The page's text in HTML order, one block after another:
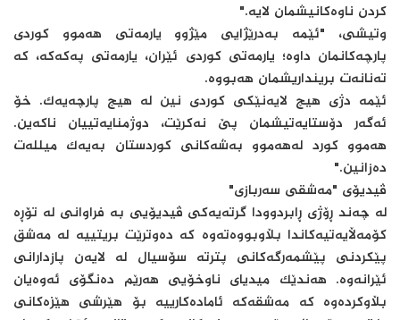
کردن ناوەکانیشمان لایە."
وتیشی، "ئێمە بەدرێژایی مێژوو یارمەتی هەموو کوردی
پارچەکانمان داوە؛ یارمەتی کوردی ئێران، یارمەتی پەکەکە، کە
تەنانەت برینداریشمان هەبووە.
ئێمە دژی هیچ لایەنێکی کوردی نین لە هیچ پارچەیەک. خۆ
ئەگەر دۆستایەتیشمان پێ نەکرێت، دوژمنایەتییان ناکەین.
هەموو کورد لەهەموو بەشەکانی کوردستان بەیەک میللەت
دەزانین."
ڤیدیۆی "مەشقی سەربازی"
لە چەند ڕۆژی ڕابردوودا گرتەیەکی ڤیدیۆیی بە فراوانی لە تۆڕە
کۆمەڵایەتیەکاندا بڵاوبووەتەوە کە دەوترێت بریتییە لە مەشق
پێکردنی پێشمەرگەکانی پترته‌ سۆسیال لە لایەن پازدارانی
ئێرانەوە. هەندێک میدیای ناوخۆیی هەرێم دەنگۆی ئەوەیان
بڵاوکردەوە کە مەشقەکە ئامادەکارییە بۆ هێرشی هێزەکانی